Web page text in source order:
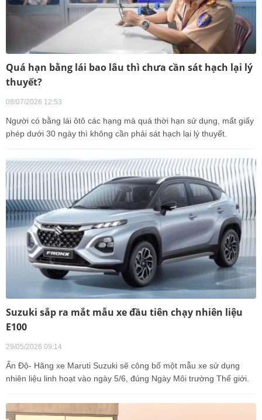
Quá hạn bằng lái bao lâu thì chưa cần sát hạch lại lý
thuyết?
08/07/2026 12:53
Người có bằng lái ôtô các hạng mà quá thời hạn sử dụng, mất giấy
phép dưới 30 ngày thì không cần phải sát hạch lại lý thuyết.
Suzuki sắp ra mắt mẫu xe đầu tiên chạy nhiên liệu
E100
29/05/2026 09:14
Ấn Độ- Hãng xe Maruti Suzuki sẽ công bố một mẫu xe sử dụng
nhiên liệu linh hoạt vào ngày 5/6, đúng Ngày Môi trường Thế giới.